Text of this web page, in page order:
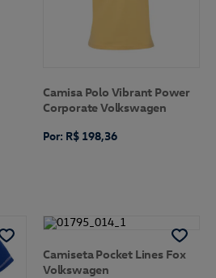
Camisa Polo Vibrant Power
Corporate Volkswagen
Por: R$ 198,36
Camiseta Pocket Lines Fox
Volkswagen